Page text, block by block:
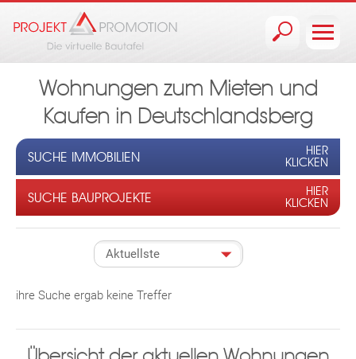
Wohnungen zum Mieten und
Kaufen in Deutschlandsberg
SUCHE IMMOBILIEN
HIER
KLICKEN
SUCHE BAUPROJEKTE
HIER
KLICKEN
ihre Suche ergab keine Treffer